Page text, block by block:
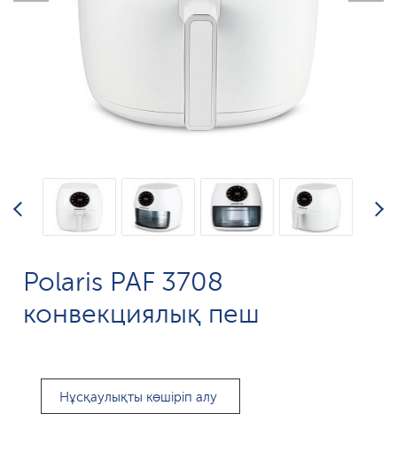
Polaris PAF 3708
конвекциялық пеш
Нұсқаулықты көшіріп алу